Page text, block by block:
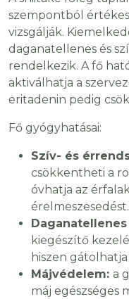
szempontból
vizsgálják.
daganatellenes és
rendelkezik. A fő
aktiválhatja a
eritadenin pedig
Fő gyógyhatásai:
Szív- és
csökkentheti a
óvhatja az
érelmeszesedést.
kiegészítő
hiszen
Májvédelem: a
máj egészséges